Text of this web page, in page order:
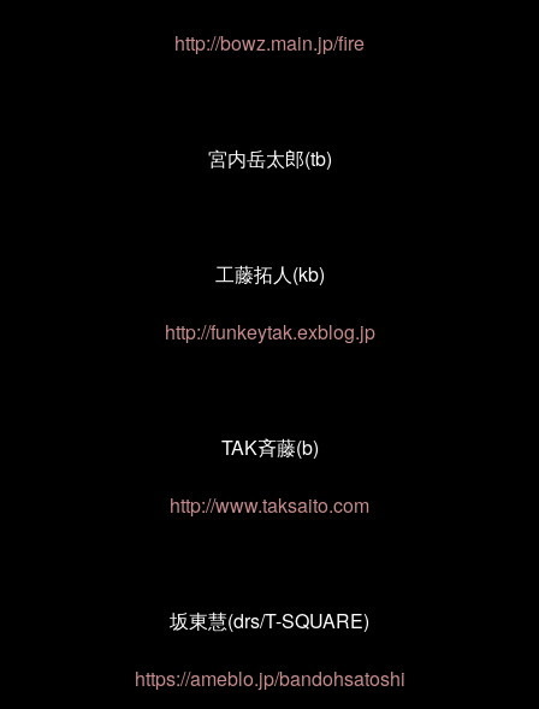
http://bowz.main.jp/fire
宮内岳太郎(tb)
工藤拓人(kb)
http://funkeytak.exblog.jp
TAK斉藤(b)
http://www.taksaito.com
坂東慧(drs/T-SQUARE)
https://ameblo.jp/bandohsatoshi